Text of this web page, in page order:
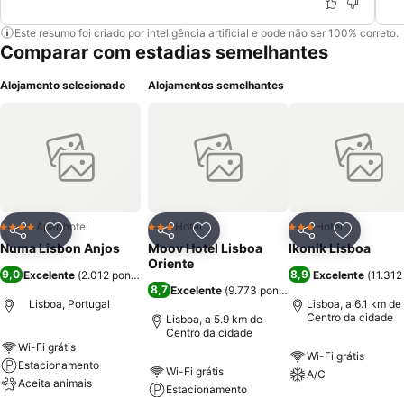
Este resumo foi criado por inteligência artificial e pode não ser 100% correto.
Comparar com estadias semelhantes
Alojamento selecionado
PartilharAdicionar aos favoritos
4 EstrelasAparthotel
Numa Lisbon Anjos
9,0 Excelente (2.012 pontuações
Lisboa, Portugal
Wi-Fi grátis
Estacionamento
Aceita animais
Alojamentos semelhantes
PartilharAdicionar aos favoritos
3 Estrelas
Hotel
Moov Hotel Lisboa
Oriente
8,7 Excelente (9.773 pontuações
Lisboa, a 5.9 km de
Centro da cidade
Wi-Fi grátis
Estacionamento
Partilhar
3 Estrelas
Hotel
Ikonik Lisboa
8,9 Excelente (
Lisboa, a 6.1 km de
Centro da cidade
Wi-Fi grátis
A/C